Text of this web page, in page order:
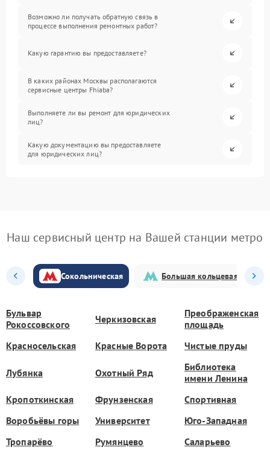
Возможно ли получать обратную связь в
процессе выполнения ремонтных работ?
Какую гарантию вы предоставляете?
В каких районах Москвы располагаются
сервисные центры Fhiaba?
Выполняете ли вы ремонт для юридических
лиц?
Какую документацию вы предоставляете
для юридических лиц?
Наш сервисный центр на Вашей станции метро
Сокольническая Большая кольцевая
Бульвар
Рокоссовского
Черкизовская
Преображенская
площадь
Красносельская
Красные Ворота Чистые пруды
Лубянка Охотный Ряд
Библиотека
имени Ленина
Кропоткинская
Фрунзенская
Спортивная
Воробьёвы горы
Университет
Юго-Западная
Тропарёво
Румянцево
Саларьево